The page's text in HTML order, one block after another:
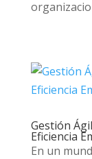
Gestión
Eficiencia
En un